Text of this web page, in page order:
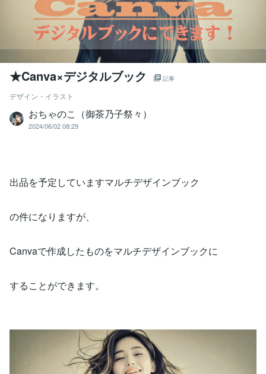
★Canva×デジタルブック 記事
デザイン・イラスト
おちゃのこ（御茶乃子祭々）
2024/06/02 08:29
出品を予定していますマルチデザインブック
の件になりますが、
Canvaで作成したものをマルチデザインブックに
することができます。